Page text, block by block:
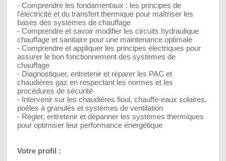
- Comprendre les fondamentaux : les principes de
l'électricité et du transfert thermique pour maîtriser les
bases des systèmes de chauffage
- Comprendre et savoir modifier les circuits hydraulique
chauffage et sanitaire pour une maintenance optimale
- Comprendre et appliquer les principes électriques pour
assurer le bon fonctionnement des systèmes de
chauffage
- Diagnostiquer, entretenir et réparer les PAC et
chaudières gaz en respectant les normes et les
procédures de sécurité
- Intervenir sur les chaudières fioul, chauffe-eaux solaires,
poêles à granulés et systèmes de ventilation
- Régler, entretenir et dépanner les systèmes thermiques
pour optimiser leur performance énergétique
Votre profil :